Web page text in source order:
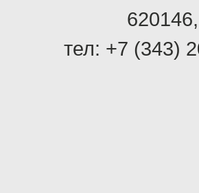
620146,
тел: +7 (343)